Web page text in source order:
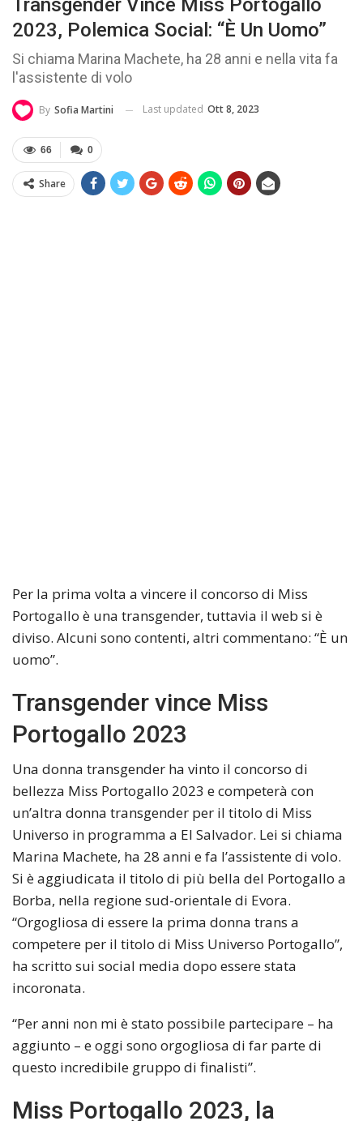
Transgender Vince Miss Portogallo
2023, Polemica Social: “È Un Uomo”
Si chiama Marina Machete, ha 28 anni e nella vita fa
l'assistente di volo
By Sofia Martini Last updated Ott 8, 2023
0
66
Share
Per la prima volta a vincere il concorso di Miss
Portogallo è una transgender, tuttavia il web si è
diviso. Alcuni sono contenti, altri commentano: “È un
uomo”.
Transgender vince Miss
Portogallo 2023
Una donna transgender ha vinto il concorso di
bellezza Miss Portogallo 2023 e competerà con
un’altra donna transgender per il titolo di Miss
Universo in programma a El Salvador. Lei si chiama
Marina Machete, ha 28 anni e fa l’assistente di volo.
Si è aggiudicata il titolo di più bella del Portogallo a
Borba, nella regione sud-orientale di Evora.
“Orgogliosa di essere la prima donna trans a
competere per il titolo di Miss Universo Portogallo”,
ha scritto sui social media dopo essere stata
incoronata.
“Per anni non mi è stato possibile partecipare – ha
aggiunto – e oggi sono orgogliosa di far parte di
questo incredibile gruppo di finalisti”.
Miss Portogallo 2023, la